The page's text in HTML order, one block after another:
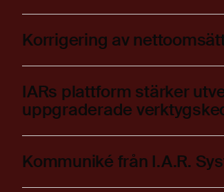
Korrigering av
IARs plattform stärker
uppgraderade
Kommuniké från I.A.R.